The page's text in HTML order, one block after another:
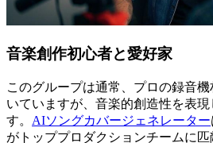
音楽創作初心者と愛好家
このグループは通常、プロの録音
いていますが、音楽的創造性を表
す。 AIソングカバージェネレーター
がトッププロダクションチームに